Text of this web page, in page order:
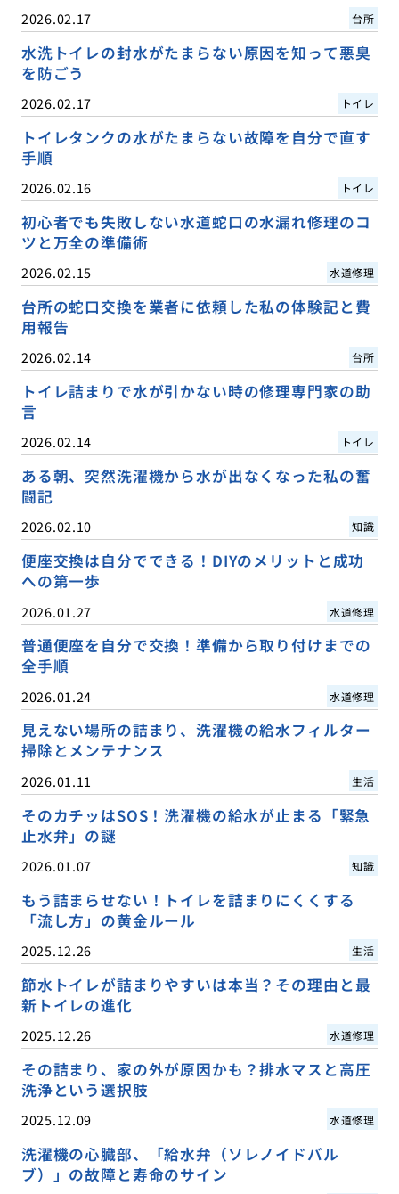
2026.02.17 台所
水洗トイレの封水がたまらない原因を知って悪臭
を防ごう
2026.02.17 トイレ
トイレタンクの水がたまらない故障を自分で直す
手順
2026.02.16 トイレ
初心者でも失敗しない水道蛇口の水漏れ修理のコ
ツと万全の準備術
2026.02.15 水道修理
台所の蛇口交換を業者に依頼した私の体験記と費
用報告
2026.02.14 台所
トイレ詰まりで水が引かない時の修理専門家の助
言
2026.02.14 トイレ
ある朝、突然洗濯機から水が出なくなった私の奮
闘記
2026.02.10 知識
便座交換は自分でできる！DIYのメリットと成功
への第一歩
2026.01.27 水道修理
普通便座を自分で交換！準備から取り付けまでの
全手順
2026.01.24 水道修理
見えない場所の詰まり、洗濯機の給水フィルター
掃除とメンテナンス
2026.01.11 生活
そのカチッはSOS！洗濯機の給水が止まる「緊急
止水弁」の謎
2026.01.07 知識
もう詰まらせない！トイレを詰まりにくくする
「流し方」の黄金ルール
2025.12.26 生活
節水トイレが詰まりやすいは本当？その理由と最
新トイレの進化
2025.12.26 水道修理
その詰まり、家の外が原因かも？排水マスと高圧
洗浄という選択肢
2025.12.09 水道修理
洗濯機の心臓部、「給水弁（ソレノイドバル
ブ）」の故障と寿命のサイン